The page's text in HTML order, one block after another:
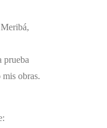
prueba
obras.